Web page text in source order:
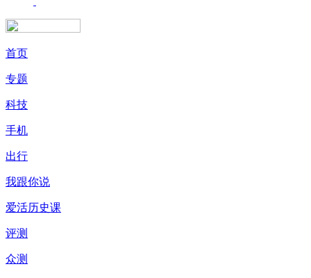
首页
专题
科技
手机
出行
我跟你说
爱活历史课
评测
众测